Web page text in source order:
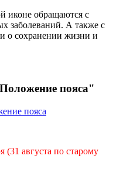
иконе обращаются с
заболеваний. А также с
о сохранении жизни и
пояса"
(31 августа по старому